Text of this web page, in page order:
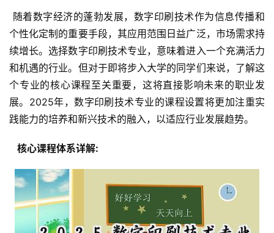
个性化定制的重要手段，其应用范围日益广泛，市场需求持
续增长。选择数字印刷技术专业，意味着进入一个充满活力
和机遇的行业。但对于即将步入大学的同学们来说，了解这
个专业的核心课程至关重要，这将直接影响未来的职业发
展。2025年，数字印刷技术专业的课程设置将更加注重实
践能力的培养和新兴技术的融入，以适应行业发展趋势。
  核心课程体系详解: